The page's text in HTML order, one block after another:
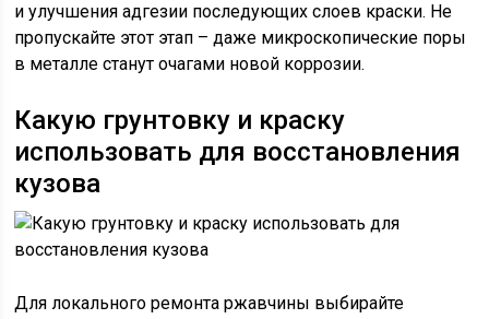
и улучшения адгезии последующих слоев краски. Не
пропускайте этот этап – даже микроскопические поры
в металле станут очагами новой коррозии.
Какую грунтовку и краску
использовать для восстановления
кузова
Для локального ремонта ржавчины выбирайте